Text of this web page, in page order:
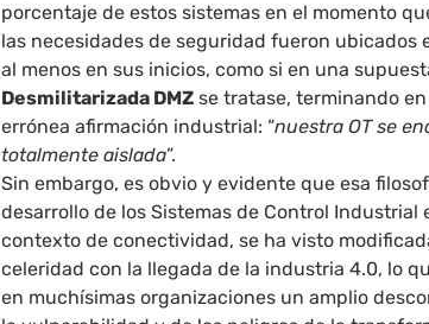
porcentaje de estos sistemas en el momento
las necesidades de seguridad fueron ubicados
al menos en sus inicios, como si en una
Desmilitarizada DMZ se tratase, terminando
errónea afirmación industrial: “nuestra OT se
totalmente aislada”.
Sin embargo, es obvio y evidente que esa
desarrollo de los Sistemas de Control Industrial
contexto de conectividad, se ha visto
celeridad con la llegada de la industria 4.0, lo
en muchísimas organizaciones un amplio